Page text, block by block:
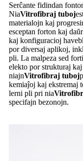
Serĉante fidindan
NiaVitrofibraj tuboj
materialojn kaj
esceptan forton kaj
kaj konfiguracioj
por diversaj aplikoj,
pli. La malpeza sed
elekto por strukturaj
niajnVitrofibraj tuboj
kemiaĵoj kaj ekstremaj
lerni pli pri nia
specifajn bezonojn.